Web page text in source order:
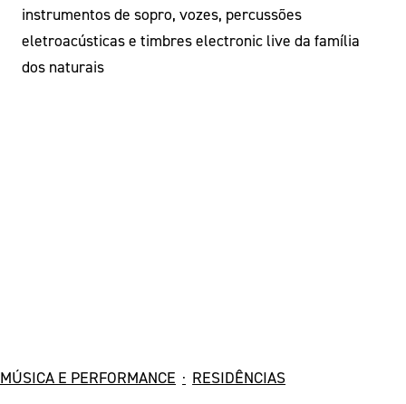
instrumentos de sopro, vozes, percussões
eletroacústicas e timbres electronic live da família
dos naturais
MÚSICA E PERFORMANCE · RESIDÊNCIAS